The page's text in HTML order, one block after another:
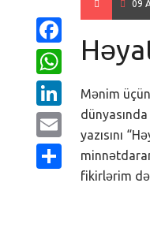
09
Mənim
yazısını
fikirlərim
Facebook
WhatsApp
LinkedIn
Email